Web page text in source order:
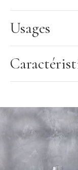
Marmite en
Couleur : Nectar
Couleur
Longueur : 34,8
Largeur : 27,5 cm
Capacité : 4,10 L
Poids : 4,75 kg
Équivalence : 4/6
Marmite en fonte
Couvercle
Usages